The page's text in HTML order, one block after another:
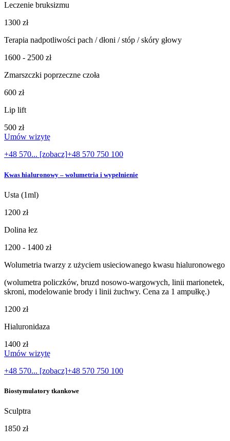
Leczenie bruksizmu
1300 zł
Terapia nadpotliwości pach / dłoni / stóp / skóry głowy
1600 - 2500 zł
Zmarszczki poprzeczne czoła
600 zł
Lip lift
500 zł
Umów wizytę
+48 570... [zobacz]+48 570 750 100
Kwas hialuronowy – wolumetria i wypełnienie
Usta (1ml)
1200 zł
Dolina łez
1200 - 1400 zł
Wolumetria twarzy z użyciem usieciowanego kwasu hialuronowego
(wolumetra policzków, bruzd nosowo-wargowych, linii marionetek,
skroni, modelowanie brody i linii żuchwy. Cena za 1 ampułkę.)
1200 zł
Hialuronidaza
1400 zł
Umów wizytę
+48 570... [zobacz]+48 570 750 100
Biostymulatory tkankowe
Sculptra
1850 zł